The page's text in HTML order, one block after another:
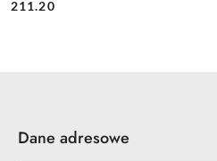
Cena:
Cena:
211.20
Dane adresowe